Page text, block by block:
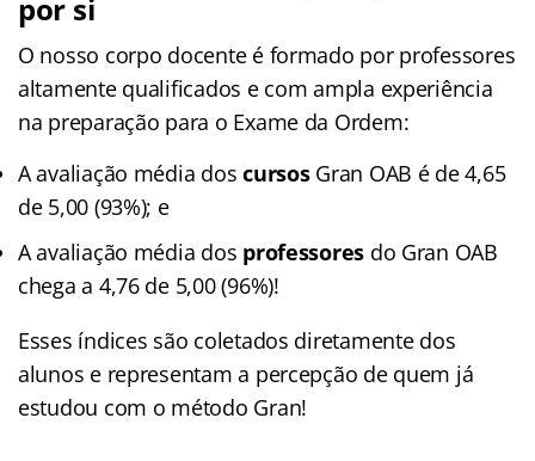
por si
O nosso corpo docente é formado por professores
altamente qualificados e com ampla experiência
na preparação para o Exame da Ordem:
A avaliação média doscursos Gran OAB é de 4,65
de 5,00 (93%); e
A avaliação média dos professores do Gran OAB
chega a 4,76 de 5,00 (96%)!
Esses índices são coletados diretamente dos
alunos e representam a percepção de quem já
estudou com o método Gran!